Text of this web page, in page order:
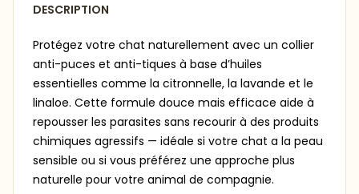
DESCRIPTION
Protégez votre chat naturellement avec un collier
anti-puces et anti-tiques à base d’huiles
essentielles comme la citronnelle, la lavande et le
linaloe. Cette formule douce mais efficace aide à
repousser les parasites sans recourir à des produits
chimiques agressifs — idéale si votre chat a la peau
sensible ou si vous préférez une approche plus
naturelle pour votre animal de compagnie.